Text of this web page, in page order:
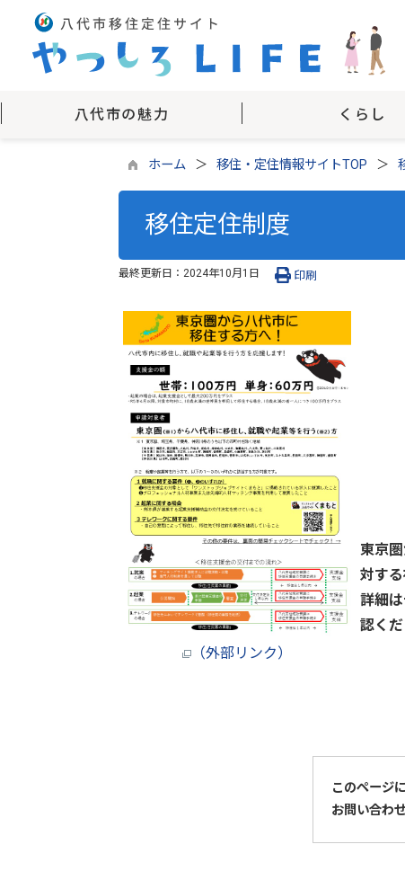
八代市の魅力 くらし
ホーム 移住・定住情報サイトTOP
移住定住制度
最終更新日： 2024年10月1日 印刷
（外部リンク）
東京
対する
詳細
認くだ
このページ
お問い合わ